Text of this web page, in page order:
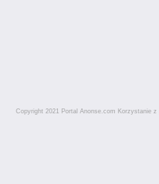
Copyright 2021 Portal Anonse.com Korzystanie